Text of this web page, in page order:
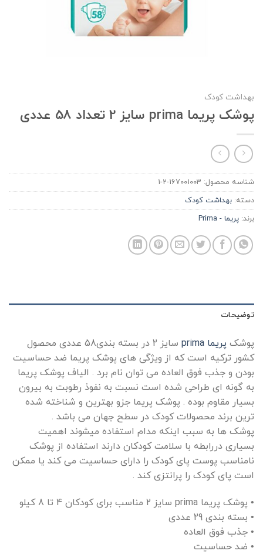
بهداشت کودک
پوشک پریما prima سایز 2 تعداد 58 عددی
شناسه محصول: 167001003-2-1
دسته: بهداشت کودک
برند: پریما - Prima
توضیحات
پوشک پریما prima
سایز 2 در بسته بندی58 عددی محصول
کشور ترکیه است که از ویژگی های پوشک پریما ضد حساسیت
بودن و جذب فوق العاده می توان نام برد . الیاف پوشک پریما
به گونه ای طراحی شده است نسبت به نفوذ رطوبت به بیرون
بسیار مقاوم بوده . پوشک پریما جزو بهترین و شناخته شده
ترین برند محصولات کودک در سطح جهان می باشد .
پوشک ها به سبب اینکه مدام استفاده میشوند اهمیت
بسیاری دررابطه با سلامت کودکان دارند استفاده از پوشک
نامناسب پوست پای کودک را دارای حساسیت می کند یا ممکن
است پای کودک را پرانتزی کند .
• پوشک پریما prima سایز 2 مناسب برای کودکان 4 تا 8 کیلو
• بسته بندی 29 عددی
• جذب فوق العاده
• ضد حساسیت